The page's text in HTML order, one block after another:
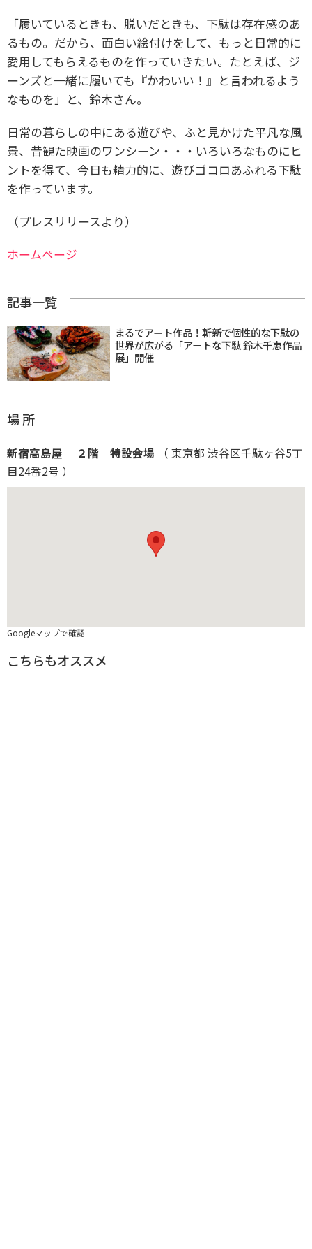
「履いているときも、脱いだときも、下駄は存在感のあ
るもの。だから、面白い絵付けをして、もっと日常的に
愛用してもらえるものを作っていきたい。たとえば、ジ
ーンズと一緒に履いても『かわいい！』と言われるよう
なものを」と、鈴木さん。
日常の暮らしの中にある遊びや、ふと見かけた平凡な風
景、昔観た映画のワンシーン・・・いろいろなものにヒ
ントを得て、今日も精力的に、遊びゴコロあふれる下駄
を作っています。
（プレスリリースより）
ホームページ
記事一覧
まるでアート作品！斬新で個性的な下駄の
世界が広がる「アートな下駄 鈴木千恵作品
展」開催
場 所
新宿高島屋 ２階 特設会場 （ 東京都 渋谷区千駄ヶ谷5丁
目24番2号 ）
Googleマップで確認
こちらもオススメ